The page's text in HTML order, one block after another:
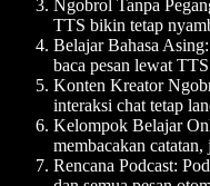
Ngobrol Tanpa
TTS bikin tetap
Belajar Bahasa Asing
baca pesan lewat
Konten Kreator
interaksi chat tetap
Kelompok Belajar
membacakan
Rencana Podcast: